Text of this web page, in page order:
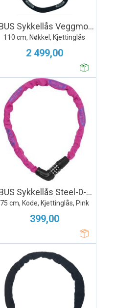
ABUS Sykkellås Veggmontert WCH + 9KS
110 cm, Nøkkel, Kjettinglås
2 499,00
ABUS Sykkellås Steel-0-Chain 5805
75 cm, Kode, Kjettinglås, Pink
399,00